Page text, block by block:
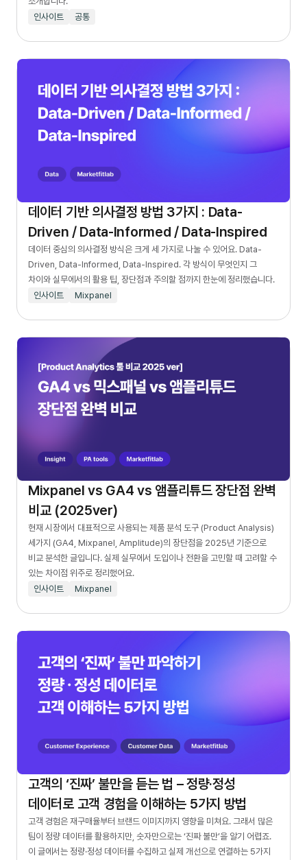
인사이트
공통
데이터 기반 의사결정 방법 3가지 : Data-
Driven / Data-Informed / Data-Inspired
데이터 중심의 의사결정 방식은 크게 세 가지로 나눌 수 있어요. Data-
Driven, Data-Informed, Data-Inspired. 각 방식이 무엇인지 그
차이와 실무에서의 활용 팁, 장단점과 주의할 점까지 한눈에 정리했습니다.
인사이트
Mixpanel
Mixpanel vs GA4 vs 앰플리튜드 장단점 완벽
비교 (2025ver)
현재 시장에서 대표적으로 사용되는 제품 분석 도구 (Product Analysis)
세가지 (GA4, Mixpanel, Amplitude)의 장단점을 2025년 기준으로
비교 분석한 글입니다. 실제 실무에서 도입이나 전환을 고민할 때 고려할 수
있는 차이점 위주로 정리했어요.
인사이트
Mixpanel
고객의 ‘진짜’ 불만을 듣는 법 – 정량·정성
데이터로 고객 경험을 이해하는 5가지 방법
고객 경험은 재구매율부터 브랜드 이미지까지 영향을 미쳐요. 그래서 많은
팀이 정량 데이터를 활용하지만, 숫자만으로는 ‘진짜 불만’을 알기 어렵죠.
이 글에서는 정량·정성 데이터를 수집하고 실제 개선으로 연결하는 5가지